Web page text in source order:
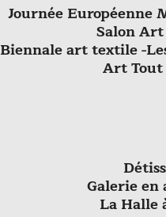
Journée Européenne
Salon
Biennale art textile -
Art Tout
Galerie en
La Halle